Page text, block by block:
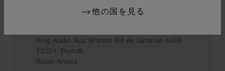
他の国を見る
CHOPARD BOUTIQUE RIYADH
King Abdul Aziz Branch Rd As Sahafah 4468
13321, Riyadh
Saudi Arabia